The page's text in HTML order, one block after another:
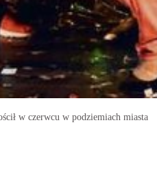
w czerwcu w podziemiach miasta